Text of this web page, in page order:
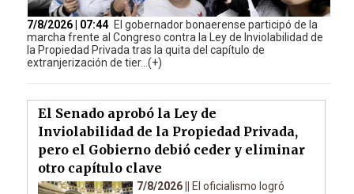
7/8/2026 | 07:44 El gobernador bonaerense participó de la
marcha frente al Congreso contra la Ley de Inviolabilidad de
la Propiedad Privada tras la quita del capítulo de
extranjerización de tier...(+)
El Senado aprobó la Ley de
Inviolabilidad de la Propiedad Privada,
pero el Gobierno debió ceder y eliminar
otro capítulo clave
7/8/2026 ||
El oficialismo logró